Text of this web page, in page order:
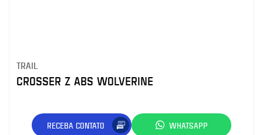
TRAIL
CROSSER Z ABS WOLVERINE
RECEBA CONTATO WHATSAPP